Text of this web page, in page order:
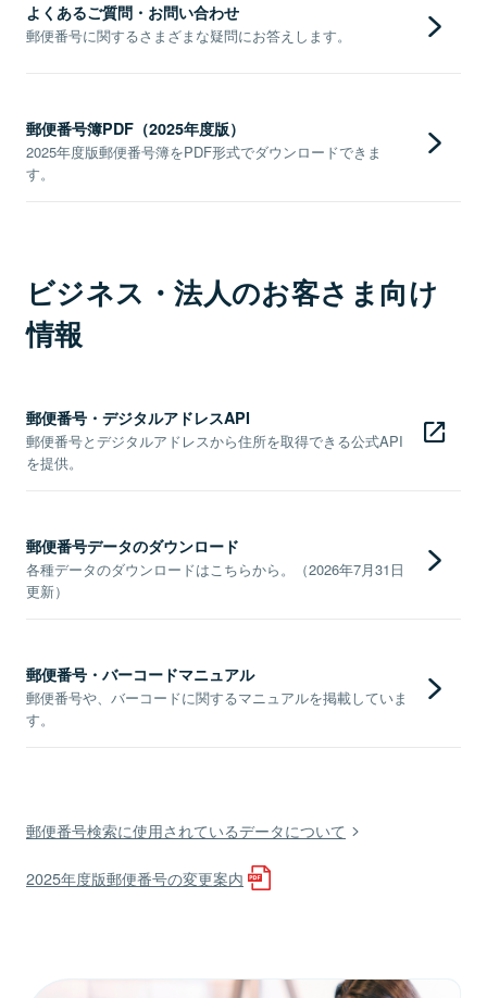
よくあるご質問・お問い合わせ
郵便番号に関するさまざまな疑問にお答えします。
郵便番号簿PDF（2025年度版）
2025年度版郵便番号簿をPDF形式でダウンロードできま
す。
ビジネス・法人のお客さま向け
情報
郵便番号・デジタルアドレスAPI
郵便番号とデジタルアドレスから住所を取得できる公式API
を提供。
郵便番号データのダウンロード
各種データのダウンロードはこちらから。（2026年7月31日
更新）
郵便番号・バーコードマニュアル
郵便番号や、バーコードに関するマニュアルを掲載していま
す。
郵便番号検索に使用されているデータについて
2025年度版郵便番号の変更案内